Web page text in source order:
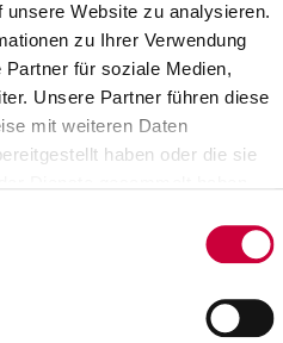
unsere Website zu analysieren.
zu Ihrer Verwendung
für soziale Medien,
Unsere Partner führen diese
mit weiteren Daten
haben oder die sie
Martin Oelixdorf-Itzehoe